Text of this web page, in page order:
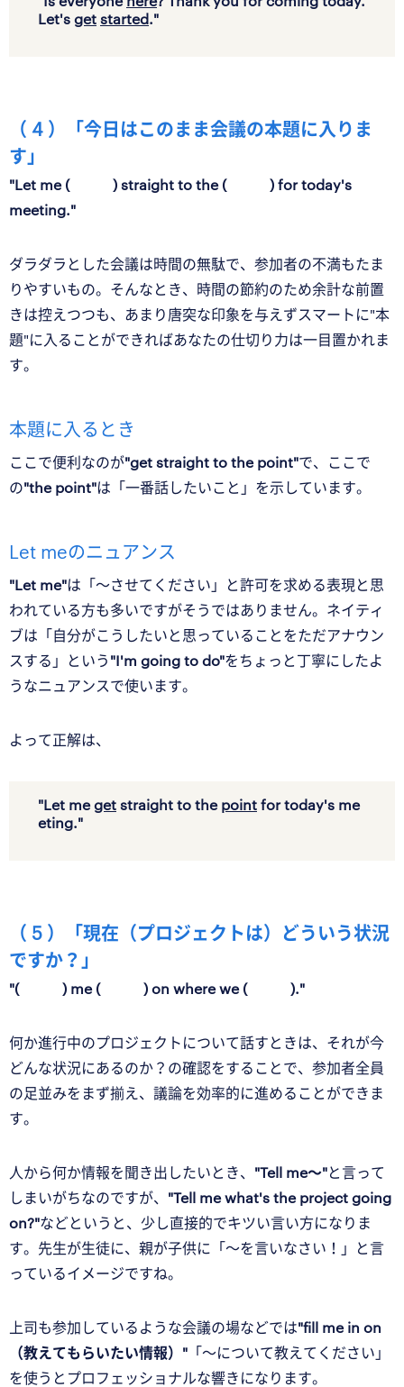
Let's get started."
（ 4 ）「今日はこのまま会議の本題に入りま
す」
"Let me ( ) straight to the ( ) for today's
meeting."
ダラダラとした会議は時間の無駄で、参加者の不満もたま
りやすいもの。そんなとき、時間の節約のため余計な前置
きは控えつつも、あまり唐突な印象を与えずスマートに"本
題"に入ることができればあなたの仕切り力は一目置かれま
す。
本題に入るとき
ここで便利なのが"get straight to the point"で、ここで
の"the point"は「一番話したいこと」を示しています。
Let meのニュアンス
"Let me"は「〜させてください」と許可を求める表現と思
われている方も多いですがそうではありません。ネイティ
ブは「自分がこうしたいと思っていることをただアナウン
スする」という "I'm going to do"をちょっと丁寧にしたよ
うなニュアンスで使います。
よって正解は、
"Let meget straight to the point for today's me
eting."
（ 5 ）「現在（プロジェクトは）どういう状況
ですか？」
"( ) me ( ) on where we ( )."
何か進行中のプロジェクトについて話すときは、それが今
どんな状況にあるのか？の確認をすることで、参加者全員
の足並みをまず揃え、議論を効率的に進めることができま
す。
人から何か情報を聞き出したいとき、 "Tell me〜"と言って
しまいがちなのですが、 "Tell me what's the project going
on?"などというと、少し直接的でキツい言い方になりま
す。先生が生徒に、親が子供に「〜を言いなさい！」と言
っているイメージですね。
上司も参加しているような会議の場などでは"fill me in on
（教えてもらいたい情報）" 「〜について教えてください」
を使うとプロフェッショナルな響きになります。